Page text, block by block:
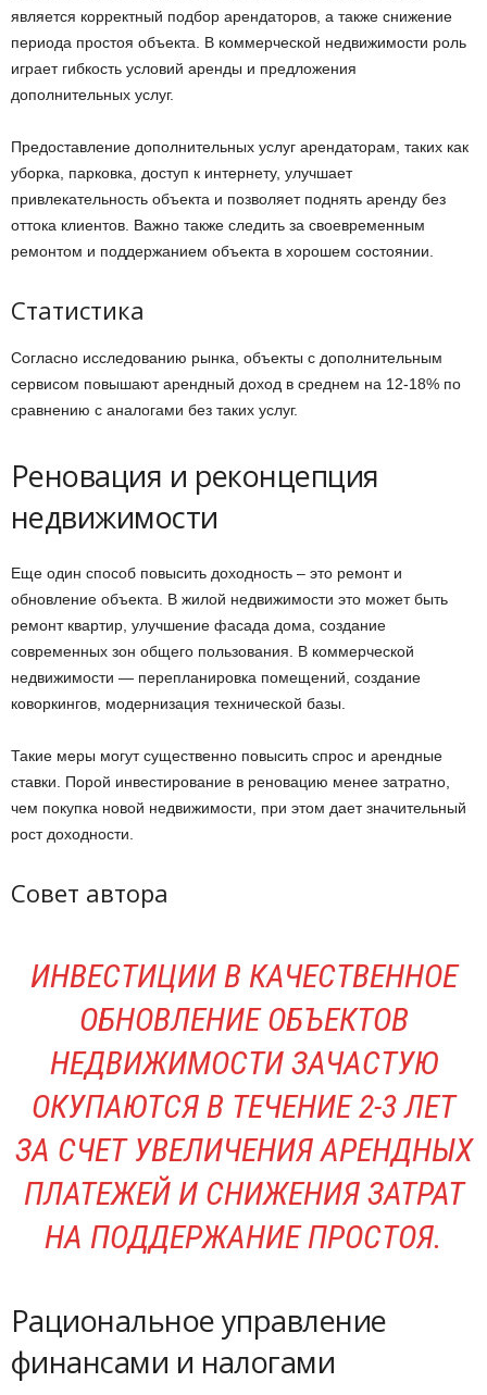
является корректный подбор арендаторов, а также снижение
периода простоя объекта. В коммерческой недвижимости роль
играет гибкость условий аренды и предложения
дополнительных услуг.
Предоставление дополнительных услуг арендаторам, таких как
уборка, парковка, доступ к интернету, улучшает
привлекательность объекта и позволяет поднять аренду без
оттока клиентов. Важно также следить за своевременным
ремонтом и поддержанием объекта в хорошем состоянии.
Статистика
Согласно исследованию рынка, объекты с дополнительным
сервисом повышают арендный доход в среднем на 12-18% по
сравнению с аналогами без таких услуг.
Реновация и реконцепция
недвижимости
Еще один способ повысить доходность – это ремонт и
обновление объекта. В жилой недвижимости это может быть
ремонт квартир, улучшение фасада дома, создание
современных зон общего пользования. В коммерческой
недвижимости — перепланировка помещений, создание
коворкингов, модернизация технической базы.
Такие меры могут существенно повысить спрос и арендные
ставки. Порой инвестирование в реновацию менее затратно,
чем покупка новой недвижимости, при этом дает значительный
рост доходности.
Совет автора
ИНВЕСТИЦИИ В КАЧЕСТВЕННОЕ
ОБНОВЛЕНИЕ ОБЪЕКТОВ
НЕДВИЖИМОСТИ ЗАЧАСТУЮ
ОКУПАЮТСЯ В ТЕЧЕНИЕ 2-3 ЛЕТ
ЗА СЧЕТ УВЕЛИЧЕНИЯ АРЕНДНЫХ
ПЛАТЕЖЕЙ И СНИЖЕНИЯ ЗАТРАТ
НА ПОДДЕРЖАНИЕ ПРОСТОЯ.
Рациональное управление
финансами и налогами